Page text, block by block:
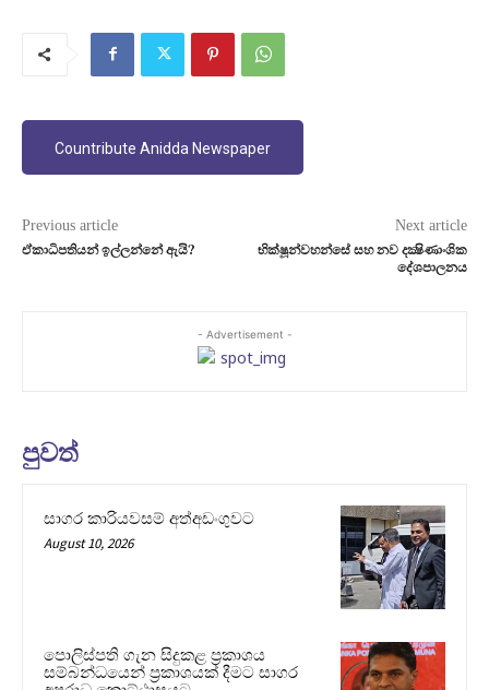
Countribute Anidda Newspaper
Previous article
ඒකාධිපතියන් ඉල්ලන්නේ ඇයි?
Next article
භික්ෂූන්වහන්සේ සහ නව දක්‍ෂිණාංශික
දේශපාලනය
- Advertisement -
පුවත්
සාගර කාරියවසම් අත්අඩංගුවට
August 10, 2026
පොලිස්පති ගැන සිදුකළ ප්‍රකාශය
සම්බන්ධයෙන් ප්‍රකාශයක් දීමට සාගර